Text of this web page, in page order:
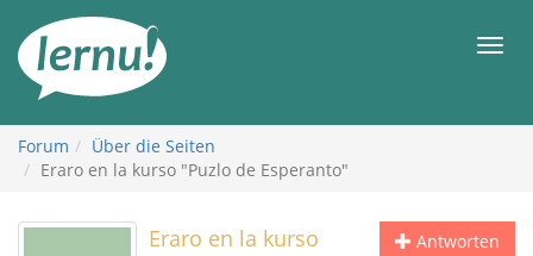
Inhalt
Forum
Über die Seiten
Eraro en la kurso "Puzlo de Esperanto"
Antworten
Eraro en la kurso